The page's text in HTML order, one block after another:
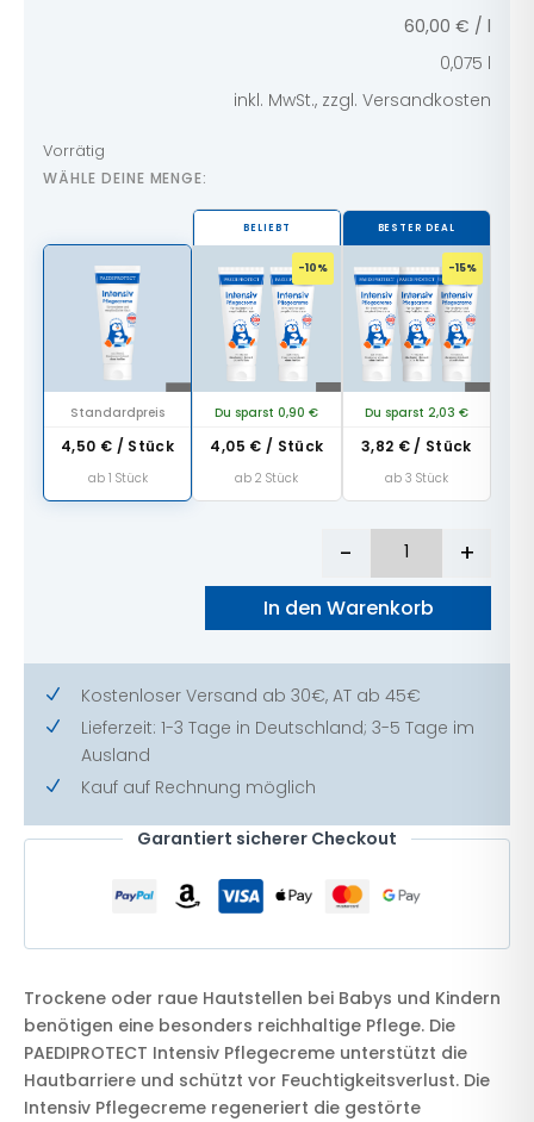
60,00 € / l
0,075 l
inkl. MwSt., zzgl. Versandkosten
Vorrätig
WÄHLE DEINE MENGE:
Standardpreis
4,50 € / Stück
ab 1 Stück
BELIEBT
-10%
Du sparst 0,90 €
4,05 € / Stück
ab 2 Stück
BESTER DEAL
-15%
Du sparst 2,03 €
3,82 €/ Stück
ab 3 Stück
Intensiv
- +
In den Warenkorb
N Kostenloser Versand ab 30€, AT ab 45€
N
Lieferzeit: 1-3 Tage in Deutschland; 3-5 Tage im
Ausland
N Kauf auf Rechnung möglich
Garantiert sicherer Checkout
Trockene oder raue Hautstellen bei Babys und Kindern
benötigen eine besonders reichhaltige Pflege. Die
PAEDIPROTECT Intensiv Pflegecreme unterstützt die
Hautbarriere und schützt vor Feuchtigkeitsverlust. Die
Intensiv Pflegecreme regeneriert die gestörte